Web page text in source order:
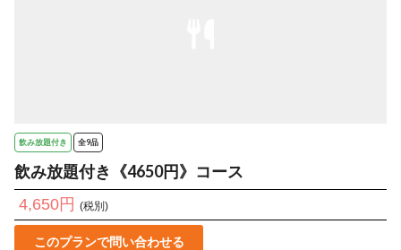
飲み放題付き 全9品
飲み放題付き《4650円》コース
4,650円 (税別)
このプランで問い合わせる